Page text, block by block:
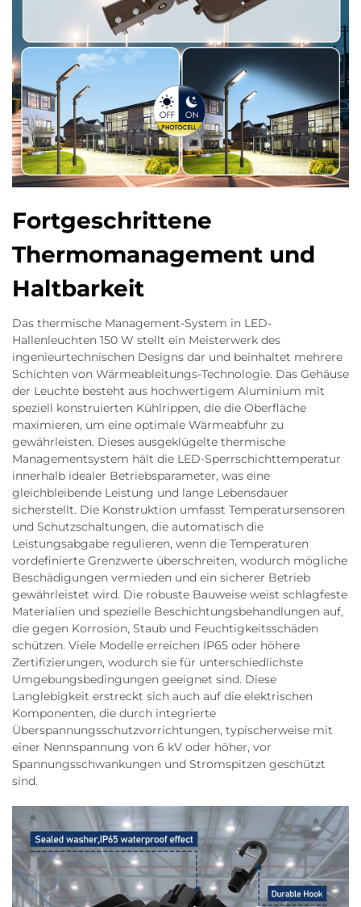
Fortgeschrittene
Thermomanagement und
Haltbarkeit
Das thermische Management-System in LED-
Hallenleuchten 150 W stellt ein Meisterwerk des
ingenieurtechnischen Designs dar und beinhaltet mehrere
Schichten von Wärmeableitungs-Technologie. Das Gehäuse
der Leuchte besteht aus hochwertigem Aluminium mit
speziell konstruierten Kühlrippen, die die Oberfläche
maximieren, um eine optimale Wärmeabfuhr zu
gewährleisten. Dieses ausgeklügelte thermische
Managementsystem hält die LED-Sperrschichttemperatur
innerhalb idealer Betriebsparameter, was eine
gleichbleibende Leistung und lange Lebensdauer
sicherstellt. Die Konstruktion umfasst Temperatursensoren
und Schutzschaltungen, die automatisch die
Leistungsabgabe regulieren, wenn die Temperaturen
vordefinierte Grenzwerte überschreiten, wodurch mögliche
Beschädigungen vermieden und ein sicherer Betrieb
gewährleistet wird. Die robuste Bauweise weist schlagfeste
Materialien und spezielle Beschichtungsbehandlungen auf,
die gegen Korrosion, Staub und Feuchtigkeitsschäden
schützen. Viele Modelle erreichen IP65 oder höhere
Zertifizierungen, wodurch sie für unterschiedlichste
Umgebungsbedingungen geeignet sind. Diese
Langlebigkeit erstreckt sich auch auf die elektrischen
Komponenten, die durch integrierte
Überspannungsschutzvorrichtungen, typischerweise mit
einer Nennspannung von 6 kV oder höher, vor
Spannungsschwankungen und Stromspitzen geschützt
sind.